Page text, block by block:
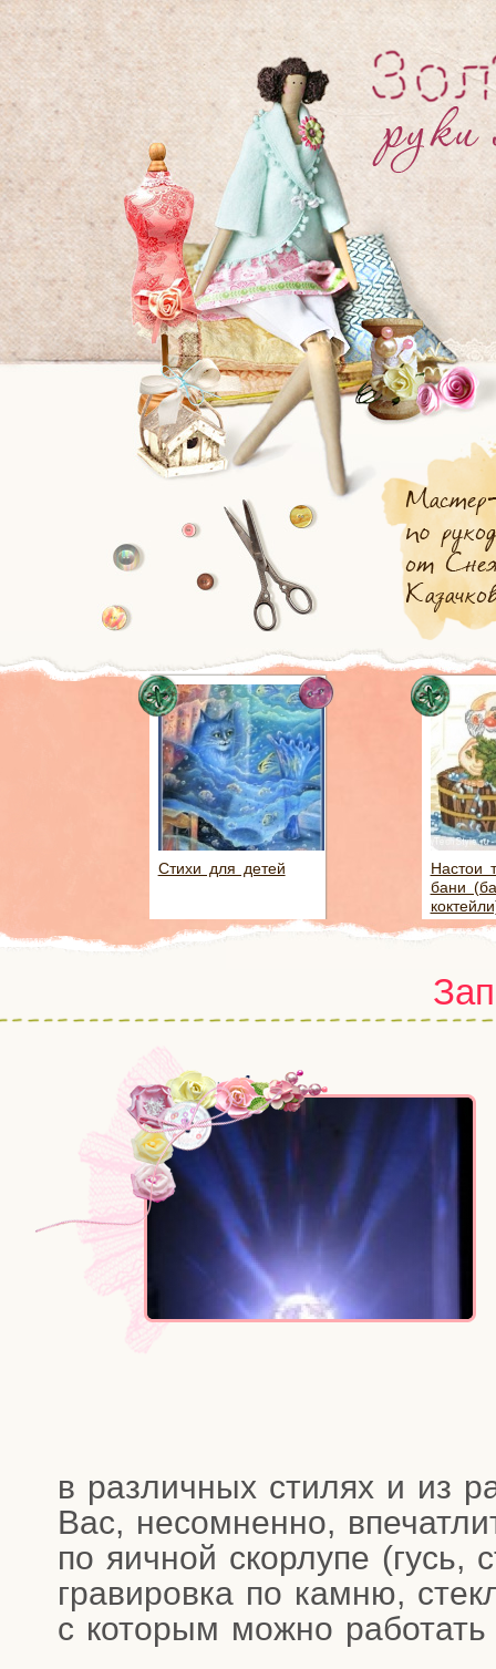
Стихи для детей
Настои
бани
в раз­лич­ных сти­лях и из
Вас, несо­мнен­но,
по яич­ной скор­лу­пе (гусь,
гра­ви­ров­ка по кам­ню,
с кото­рым мож­но